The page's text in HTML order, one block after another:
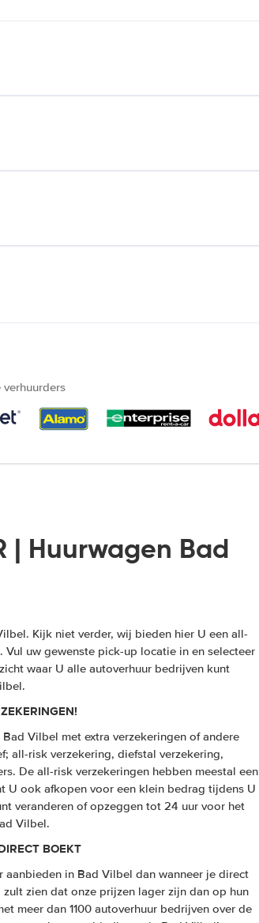
| Huurwagen Bad
Kijk niet verder, wij bieden hier U een all-
uw gewenste pick-up locatie in en selecteer
waar U alle autoverhuur bedrijven kunt
Vilbel met extra verzekeringen of andere
all-risk verzekering, diefstal verzekering,
De all-risk verzekeringen hebben meestal een
U ook afkopen voor een klein bedrag tijdens U
veranderen of opzeggen tot 24 uur voor het
Vilbel.
BOEKT
in Bad Vilbel dan wanneer je direct
zien dat onze prijzen lager zijn dan op hun
meer dan 1100 autoverhuur bedrijven over de